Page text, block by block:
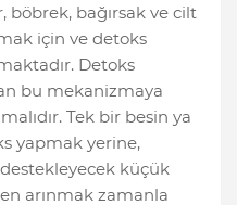
böbrek, bağırsak ve cilt
için ve detoks
Detoks
bu mekanizmaya
Tek bir besin ya
yapmak yerine,
küçük
arınmak zamanla